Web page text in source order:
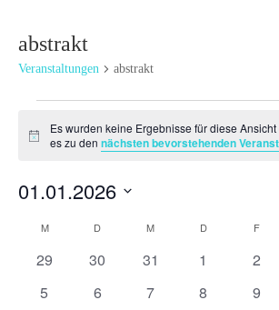
abstrakt
Veranstaltungen abstrakt
Hinweis
Es wurden keine Ergebnisse für diese
es zu dennächsten bevorstehenden
01.01.2026
wählen.
Kalender
von
MMONTAG D DIENSTAGM MITTWOCH
DDONNERSTAG
F
0
29
0
30
0
31
0
1
0
2
0
5
0
6
0
7
0
8
0
9